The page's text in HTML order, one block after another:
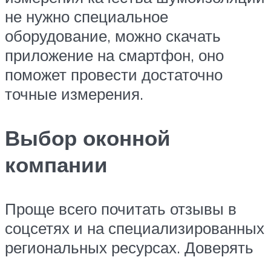
не нужно специальное
оборудование, можно скачать
приложение на смартфон, оно
поможет провести достаточно
точные измерения.
Выбор оконной
компании
Проще всего почитать отзывы в
соцсетях и на специализированных
региональных ресурсах. Доверять